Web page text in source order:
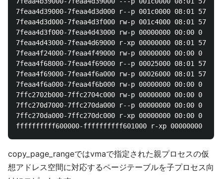
7feaa4d39000-7feaa4d3d000 r--p 001c0000
7feaa4d3d000-7feaa4d3f000 rw-p 001c4000
7feaa4d3f000-7feaa4d43000 rw-p 00000000 00:00 0
7feaa4d43000-7feaa4d69000 r-xp 00000000
7feaa4f24000-7feaa4f49000 rw-p 00000000 00:00 0
7feaa4f68000-7feaa4f69000 r--p 00025000
7feaa4f69000-7feaa4f6a000 rw-p 00026000
7feaa4f6a000-7feaa4f6b000 rw-p 00000000 00:00 0
7ffc2702b000-7ffc2704c000 rw-p 00000000
7ffc270d7000-7ffc270da000 r--p 00000000
7ffc270da000-7ffc270dc000 r-xp 00000000
copy_page_rangeではvmaで指定された親プロセスの仮
想アドレス空間に対応するページテーブルを子プロセス向